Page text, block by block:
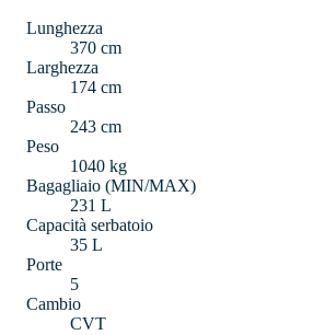
Lunghezza
370 cm
Larghezza
174 cm
Passo
243 cm
Peso
1040 kg
Bagagliaio (MIN/MAX)
231 L
Capacità serbatoio
35 L
Porte
5
Cambio
CVT